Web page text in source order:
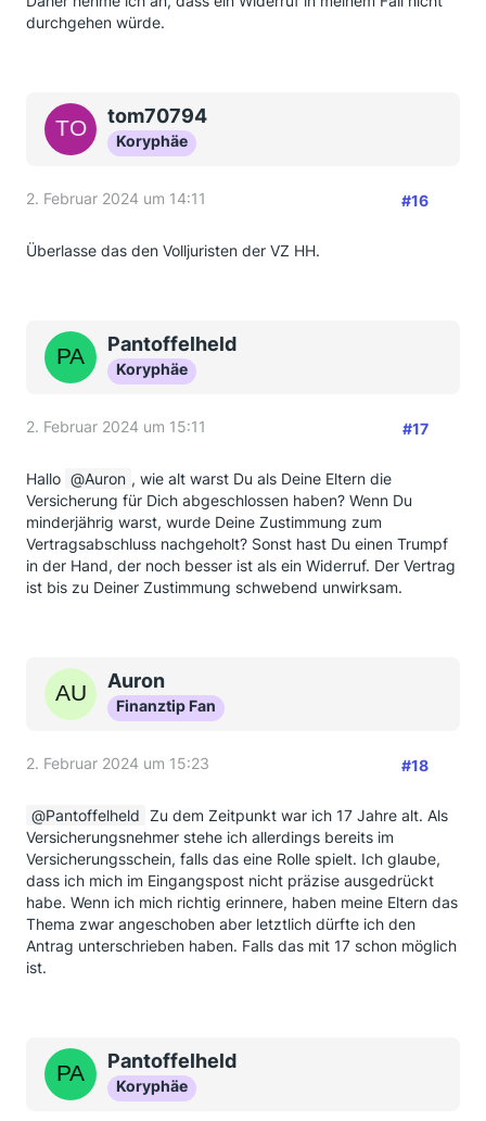
durchgehen würde.
tom70794
Koryphäe
2. Februar 2024 um 14:11 #16
Überlasse das den Volljuristen der VZ HH.
Pantoffelheld
Koryphäe
2. Februar 2024 um 15:11 #17
Hallo Auron , wie alt warst Du als Deine Eltern die
Versicherung für Dich abgeschlossen haben? Wenn Du
minderjährig warst, wurde Deine Zustimmung zum
Vertragsabschluss nachgeholt? Sonst hast Du einen Trumpf
in der Hand, der noch besser ist als ein Widerruf. Der Vertrag
ist bis zu Deiner Zustimmung schwebend unwirksam.
Auron
Finanztip Fan
2. Februar 2024 um 15:23 #18
Pantoffelheld Zu dem Zeitpunkt war ich 17 Jahre alt. Als
Versicherungsnehmer stehe ich allerdings bereits im
Versicherungsschein, falls das eine Rolle spielt. Ich glaube,
dass ich mich im Eingangspost nicht präzise ausgedrückt
habe. Wenn ich mich richtig erinnere, haben meine Eltern das
Thema zwar angeschoben aber letztlich dürfte ich den
Antrag unterschrieben haben. Falls das mit 17 schon möglich
ist.
Pantoffelheld
Koryphäe